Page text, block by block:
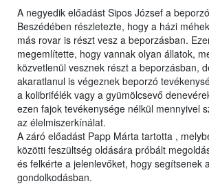
A negyedik előadást Sipos József a
Beszédében részletezte, hogy a házi
más rovar is részt vesz a beporzásban.
megemlítette, hogy vannak olyan állatok,
közvetlenül vesznek részt a beporzásban,
akaratlanul is végeznek beporzó
a kolibrifélék vagy a gyümölcsevő
ezen fajok tevékenysége nélkül mennyivel
az élelmiszerkínálat.
A záró előadást Papp Márta tartotta ,
közötti feszültség oldására próbált
és felkérte a jelenlevőket, hogy segítsenek
gondolkodásban.